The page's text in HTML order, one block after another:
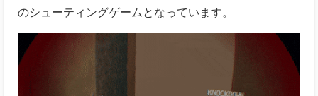
のシューティングゲームとなっています。